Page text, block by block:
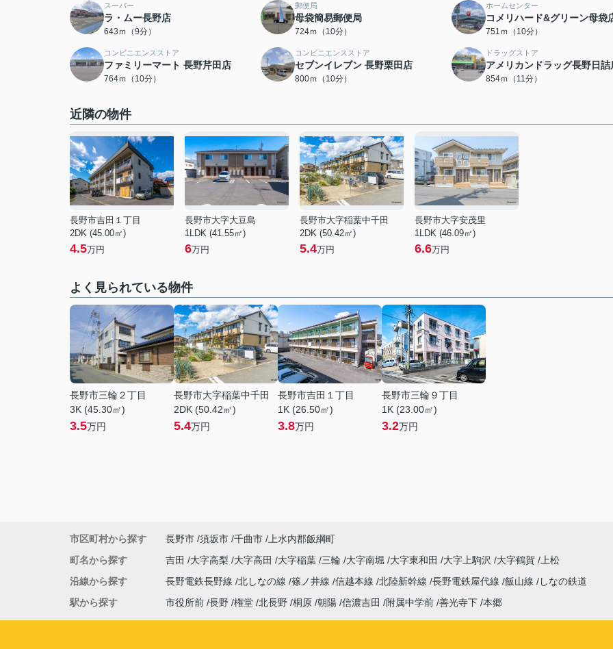
スーパー
ラ・ムー長野店
643ｍ（9分）
郵便局
母袋簡易郵便局
724ｍ（10分）
ホームセンター
コメリハード&グリーン母袋
751ｍ（10分）
コンビニエンスストア
ファミリーマート 長野芹田店
764ｍ（10分）
コンビニエンスストア
セブンイレブン 長野栗田店
800ｍ（10分）
ドラッグストア
アメリカンドラッグ長野日詰
854ｍ（11分）
近隣の物件
長野市吉田１丁目
2DK (45.00㎡)
4.5万円
長野市大字大豆島
1LDK (41.55㎡)
6万円
長野市大字稲葉中千田
2DK (50.42㎡)
5.4万円
長野市大字安茂里
1LDK (46.09㎡)
6.6万円
よく見られている物件
長野市三輪２丁目
3K (45.30㎡)
3.5万円
長野市大字稲葉中千田
2DK (50.42㎡)
5.4万円
長野市吉田１丁目
1K (26.50㎡)
3.8万円
長野市三輪９丁目
1K (23.00㎡)
3.2万円
市区町村から探す 長野市 須坂市 千曲市
上水内郡飯綱町
町名から探す
吉田 大字高梨 大字高田 大字稲葉 三輪 大字南堀 大字東和田 大字上駒沢 大字鶴賀
上松
沿線から探す
長野電鉄長野線 北しなの線 篠ノ井線 信越本線 北陸新幹線 長野電鉄屋代線 飯山線
しなの鉄道
駅から探す
市役所前 長野 権堂 北長野 桐原 朝陽 信濃吉田 附属中学前 善光寺下 本郷